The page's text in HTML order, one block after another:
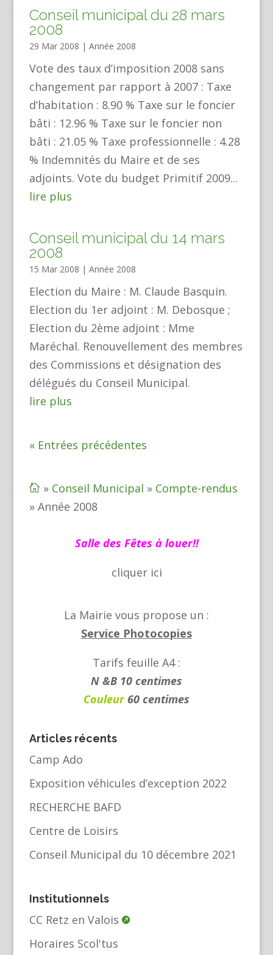
Conseil municipal du 28 mars
2008
29 Mar 2008 | Année 2008
Vote des taux d’imposition 2008 sans
changement par rapport à 2007 : Taxe
d’habitation : 8.90 % Taxe sur le foncier
bâti : 12.96 % Taxe sur le foncier non
bâti : 21.05 % Taxe professionnelle : 4.28
% Indemnités du Maire et de ses
adjoints. Vote du budget Primitif 2009...
lire plus
Conseil municipal du 14 mars
2008
15 Mar 2008 | Année 2008
Election du Maire : M. Claude Basquin.
Election du 1er adjoint : M. Debosque ;
Election du 2ème adjoint : Mme
Maréchal. Renouvellement des membres
des Commissions et désignation des
délégués du Conseil Municipal.
lire plus
« Entrées précédentes
» Conseil Municipal » Compte-rendus
» Année 2008
Salle des Fêtes à louer!!
cliquer ici
La Mairie vous propose un :
Service Photocopies
Tarifs feuille A4 :
N &B 10 centimes
Couleur60 centimes
Articles récents
Camp Ado
Exposition véhicules d’exception 2022
RECHERCHE BAFD
Centre de Loisirs
Conseil Municipal du 10 décembre 2021
Institutionnels
CC Retz en Valois
Horaires Scol'tus